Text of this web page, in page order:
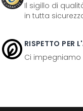
Il sigillo di
in tutta
RISPETTO PER
Ci